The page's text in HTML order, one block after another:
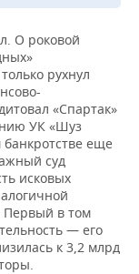
О роковой
рухнул
«Спартак»
УК «Шуз
еще
суд
исковых
Первый в том
— его
к 3,2 млрд